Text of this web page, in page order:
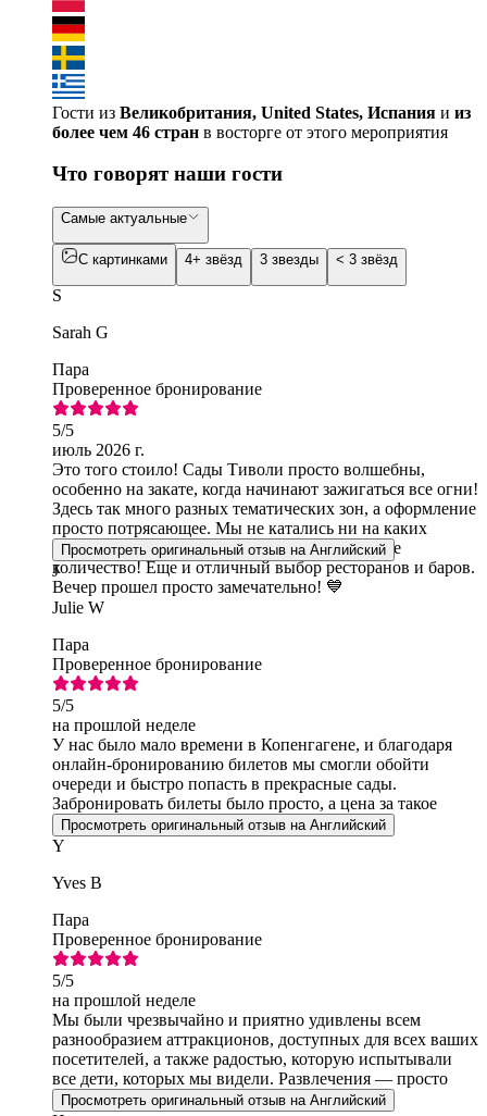
Гости из Великобритания, United States, Испания и из
более чем 46 стран в восторге от этого мероприятия
Что говорят наши гости
Самые актуальные
С картинками 4+ звёзд 3 звезды < 3 звёзд
S
Sarah G
Пара
Проверенное бронирование
5/5
июль 2026 г.
Это того стоило! Сады Тиволи просто волшебны,
особенно на закате, когда начинают зажигаться все огни!
Здесь так много разных тематических зон, а оформление
просто потрясающее. Мы не катались ни на каких
аттракционах, но видели, что их там огромное
количество! Еще и отличный выбор ресторанов и баров.
Вечер прошел просто замечательно! 💙
Просмотреть оригинальный отзыв на Английский
J
Julie W
Пара
Проверенное бронирование
5/5
на прошлой неделе
У нас было мало времени в Копенгагене, и благодаря
онлайн-бронированию билетов мы смогли обойти
очереди и быстро попасть в прекрасные сады.
Забронировать билеты было просто, а цена за такое
удобство оказалась вполне разумной.
Просмотреть оригинальный отзыв на Английский
Y
Yves B
Пара
Проверенное бронирование
5/5
на прошлой неделе
Мы были чрезвычайно и приятно удивлены всем
разнообразием аттракционов, доступных для всех ваших
посетителей, а также радостью, которую испытывали
все дети, которых мы видели. Развлечения — просто
блестящие! И огромное спасибо!
Просмотреть оригинальный отзыв на Английский